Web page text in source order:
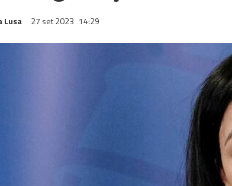
Lusa 27 set 2023 14:29